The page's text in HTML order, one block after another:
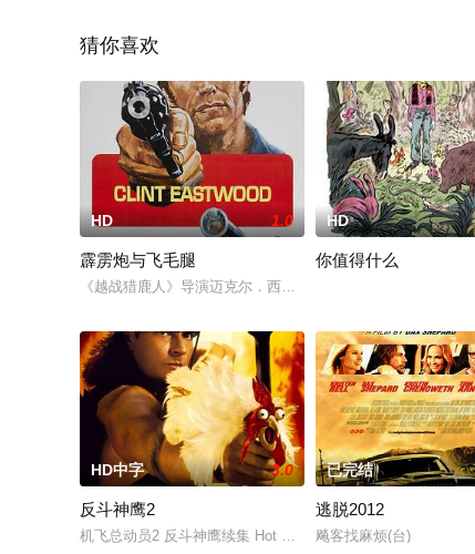
猜你喜欢
HD 1.0
霹雳炮与飞毛腿
《越战猎鹿人》导演迈克尔．西米诺初露锋芒的处女作。故
HD
你值得什么
HD中字 3.0
反斗神鹰2
机飞总动员2 反斗神鹰续集 Hot Shots! 2
已完结
逃脱2012
飚客找麻烦(台)